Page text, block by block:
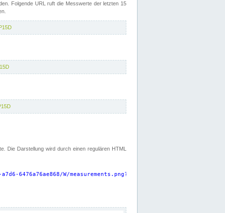
Folgende URL ruft die Messwerte der letzten 15
Die Darstellung wird durch einen regulären HTML
W/